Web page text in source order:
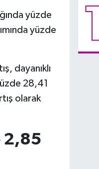
yüzde
yüzde
dayanıklı
28,41
olarak
2,85